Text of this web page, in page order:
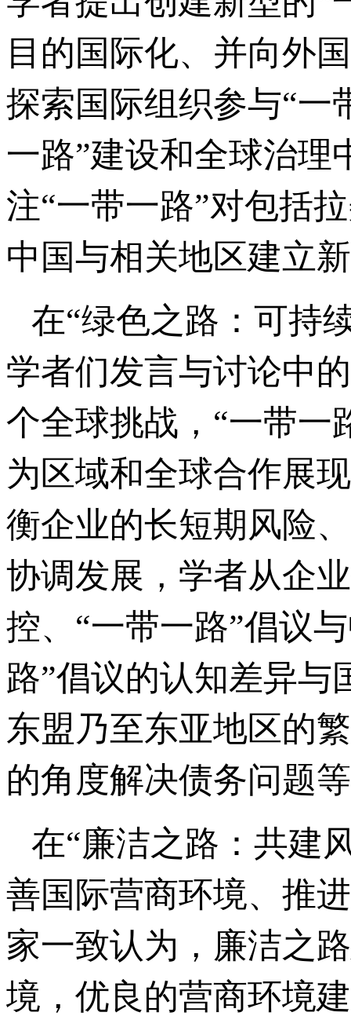
目的国际化、并向外
探索国际组织参与“一
一路”建设和全球治理
注“一带一路”对包括
中国与相关地区建立
在“绿色之路：可持
学者们发言与讨论中
个全球挑战，“一带一
为区域和全球合作展
衡企业的长短期风险
协调发展，学者从企
控、“一带一路”倡议
路”倡议的认知差异与
东盟乃至东亚地区的
的角度解决债务问题
在“廉洁之路：共建
善国际营商环境、推
家一致认为，廉洁之
境，优良的营商环境